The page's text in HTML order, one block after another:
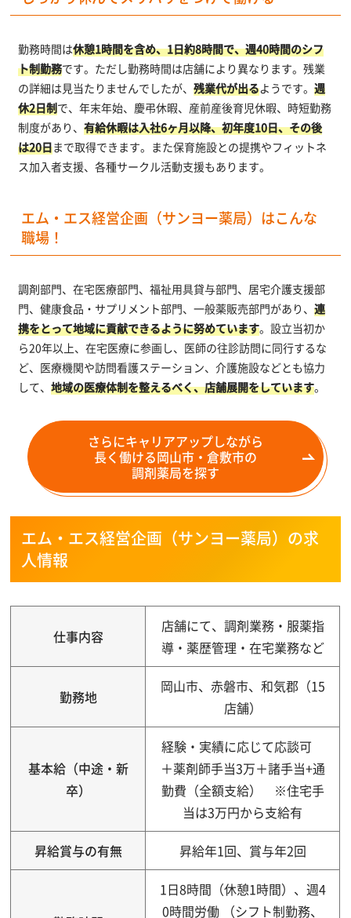
勤務時間は休憩1時間を含め、1日約8時間で、週40時間のシフ
ト制勤務です。ただし勤務時間は店舗により異なります。残業
の詳細は見当たりませんでしたが、残業代が出るようです。週
休2日制で、年末年始、慶弔休暇、産前産後育児休暇、時短勤務
制度があり、有給休暇は入社6ヶ月以降、初年度10日、その後
は20日まで取得できます。また保育施設との提携やフィットネ
ス加入者支援、各種サークル活動支援もあります。
エム・エス経営企画（サンヨー薬局）はこんな
職場！
調剤部門、在宅医療部門、福祉用具貸与部門、居宅介護支援部
門、健康食品・サプリメント部門、一般薬販売部門があり、連
携をとって地域に貢献できるように努めています。設立当初か
ら20年以上、在宅医療に参画し、医師の往診訪問に同行するな
ど、医療機関や訪問看護ステーション、介護施設などとも協力
して、地域の医療体制を整えるべく、店舗展開をしています。
さらにキャリアアップしながら
長く働ける岡山市・倉敷市の
調剤薬局を探す
エム・エス経営企画（サンヨー薬局）の求
人情報
仕事内容
店舗にて、調剤業務・服薬指
導・薬歴管理・在宅業務など
勤務地
岡山市、赤磐市、和気郡（15
店舗）
基本給（中途・新
卒）
経験・実績に応じて応談可
＋薬剤師手当3万＋諸手当+通
勤費（全額支給） ※住宅手
当は3万円から支給有
昇給賞与の有無 昇給年1回、賞与年2回
1日8時間（休憩1時間）、週4
0時間労働 （シフト制勤務、